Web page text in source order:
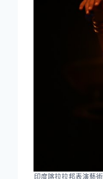
印度喀拉拉邦表演藝